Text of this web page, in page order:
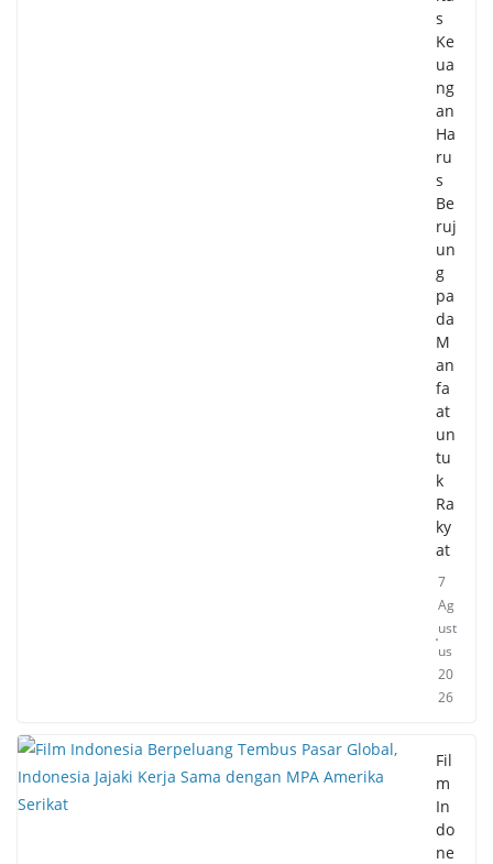
s
Ke
ua
ng
an
Ha
ru
s
Be
ruj
un
g
pa
da
M
an
fa
at
un
tu
k
Ra
ky
at
7
Ag
ust
us
20
26
Fil
m
In
do
ne